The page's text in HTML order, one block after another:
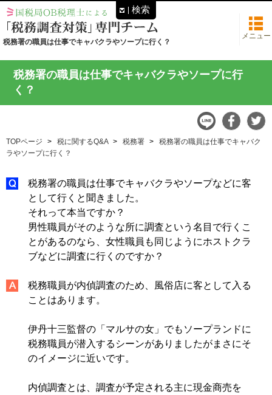
税務署の職員は仕事でキャバクラやソープに行く？
メニュー
税務署の職員は仕事でキャバクラやソープに行
く？
TOPページ 税に関するQ&A 税務署
税務署の職員は仕事でキャバク
ラやソープに行く？
税務署の職員は仕事でキャバクラやソープなどに客
として行くと聞きました。
それって本当ですか？
男性職員がそのような所に調査という名目で行くこ
とがあるのなら、女性職員も同じようにホストクラ
ブなどに調査に行くのですか？
税務職員が内偵調査のため、風俗店に客として入る
ことはあります。
伊丹十三監督の「マルサの女」でもソープランドに
税務職員が潜入するシーンがありましたがまさにそ
のイメージに近いです。
内偵調査とは、調査が予定される主に現金商売を
検索